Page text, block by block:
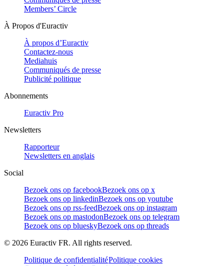
Members’ Circle
À Propos d'Euractiv
À propos d’Euractiv
Contactez-nous
Mediahuis
Communiqués de presse
Publicité politique
Abonnements
Euractiv Pro
Newsletters
Rapporteur
Newsletters en anglais
Social
Bezoek ons op facebookBezoek ons op x
Bezoek ons op linkedinBezoek ons op youtube
Bezoek ons op rss-feedBezoek ons op instagram
Bezoek ons op mastodonBezoek ons op telegram
Bezoek ons op blueskyBezoek ons op threads
© 2026 Euractiv FR. All rights reserved.
Politique de confidentialitéPolitique cookies